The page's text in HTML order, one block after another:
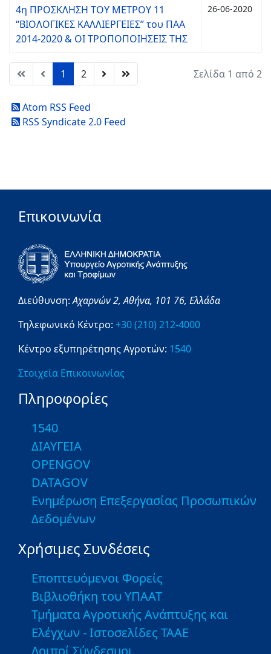
4η ΠΡΟΣΚΛΗΣΗ ΤΟΥ ΜΕΤΡΟΥ 11
“ΒΙΟΛΟΓΙΚΕΣ ΚΑΛΛΙΕΡΓΕΙΕΣ” του ΠΑΑ
2014-2020 & ΟΙ ΤΡΟΠΟΠΟΙΗΣΕΙΣ ΤΗΣ
26-06-2020
1 2 Σελίδα 1 από 2
Atom RSS Feed
RSS Syndicate 2.0 Feed
Επικοινωνία
Διεύθυνση:Αχαρνών 2,Αθήνα, 101 76, Ελλάδα
Τηλεφωνικό Κέντρο: +30 (210) 212-4000
Κέντρο εξυπηρέτησης Αγροτών: 1540
Στοιχεία Επικοινωνίας
Πληροφορίες
1540
ΔΙΑΥΓΕΙΑ
OPENGOV
DATAGOV
Ενημέρωση Επεξεργασίας Προσωπικών
Δεδομένων
Χρήσιμες Συνδέσεις
Εποπτευόμενοι Φορείς
Βιβλιοθήκη του ΥΠΑΑΤ
Τμήματα Αγροτικής Ανάπτυξης και
Ελέγχων - Ιστοσελίδες ΤΑΑΕ
Λοιποί Σύνδεσμοι